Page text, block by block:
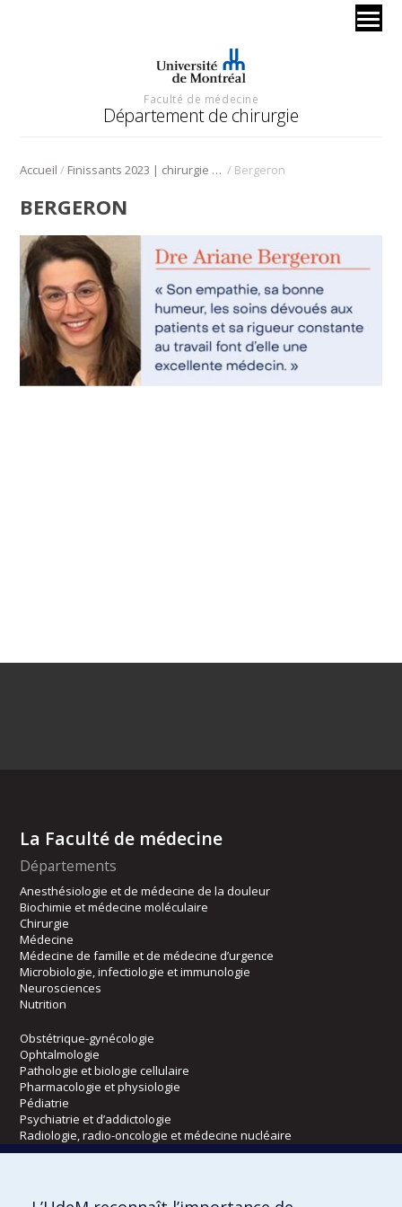
Faculté de médecine
Département de chirurgie
Accueil / Finissants 2023 | chirurgie orthopédique / Bergeron
BERGERON
La Faculté de médecine
Départements
Anesthésiologie et de médecine de la douleur
Biochimie et médecine moléculaire
Chirurgie
Médecine
Médecine de famille et de médecine d’urgence
Microbiologie, infectiologie et immunologie
Neurosciences
Nutrition
Obstétrique-gynécologie
Ophtalmologie
Pathologie et biologie cellulaire
Pharmacologie et physiologie
Pédiatrie
Psychiatrie et d’addictologie
Radiologie, radio-oncologie et médecine nucléaire